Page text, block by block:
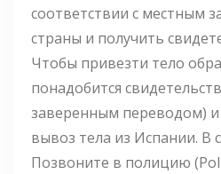
соответствии с местным
страны и получить
Чтобы привезти тело
понадобится
заверенным переводом)
вывоз тела из Испании. В
Позвоните в полицию